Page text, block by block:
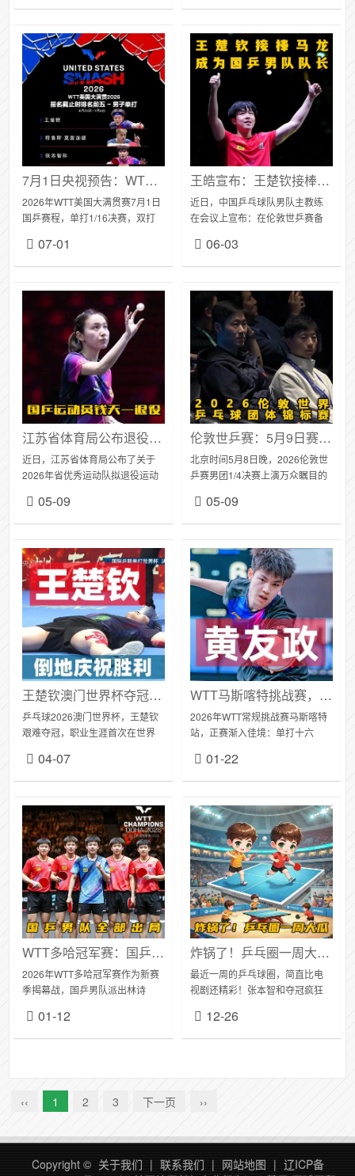
模式，双打独立办赛，参赛球员
机票等行为。去年以来，现任大
7月1日央视预告：WTT美国大满贯赛，王楚钦对阵印度选手塔卡
2026年WTT美国大满贯赛7月1日
国乒赛程，单打1/16决赛，双打
09:00-12:35将直播部分场次的比
赛。03:00/T...
07-01
王皓宣布：王楚钦接棒马龙，成为国乒男队队长，梁靖崑担任副队长
近日，中国乒乓球队男队主教练
在会议上宣布：在伦敦世乒赛备
的王楚钦为男队队长，梁靖崑为
副队长。王皓还表示：这一决定
06-03
江苏省体育局公布退役运动员安置名单，国乒运动员钱天一退役
近日，江苏省体育局公布了关于
2026年省优秀运动队拟退役运动
置人员名单，初步确定2026年省
优秀运动队拟退役运动员名单及
05-09
伦敦世乒赛：5月9日赛程公布！诞生决赛名单！国乒男团3-0复仇韩国，王楚钦狂轰11-1，半决赛对阵法国队
北京时间5月8日晚，2026伦敦世
乒赛男团1/4决赛上演万众瞩目的
阵容，以3-0的悬殊比分完胜老对
手韩国队，...
05-09
王楚钦澳门世界杯夺冠，4比3胜松岛辉空，全村希望真的圆梦登顶
乒乓球2026澳门世界杯，王楚钦
艰难夺冠，职业生涯首次在世界
苦了，你太棒了！天王山之战，
王楚钦4-3松岛辉空：9-11，18-
04-07
WTT马斯喀特挑战赛，单打16强与双打8强对阵，黄友政露峥嵘
2026年WTT常规挑战赛马斯喀特
站，正赛渐入佳境：单打十六
一轮最大冷门，来自于黄友政淘
汰梁靖崑。晋级十六强的选手有
01-22
WTT多哈冠军赛：国乒男队缘何痛失冠亚军？
2026年WTT多哈冠军赛作为新赛
季揭幕战，国乒男队派出林诗
垣宇五人参赛，但最终未能染指
冠亚军。这场失利暴露出外协冲
01-12
炸锅了！乒乓圈一周大瓜：张继科复出、张本智和追星、国乒教练洗牌
最近一周的乒乓球圈，简直比电
视剧还精彩！张本智和夺冠疯狂
国乒教练竞聘暗流涌动，孙颖莎
王楚钦伤退引争议，每一个瓜都
12-26
‹‹ 1 2 3 下一页 ››
Copyright © 关于我们 | 联系我们 | 网站地图 | 辽ICP备